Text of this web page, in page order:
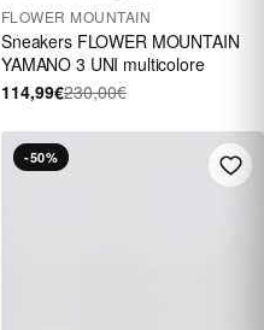
FLOWER MOUNTAIN
Sneakers FLOWER MOUNTAIN
YAMANO 3 UNI multicolore
114,99€230,00€
-50%